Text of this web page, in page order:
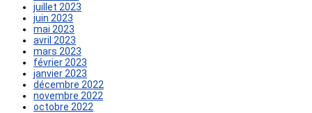
juillet 2023
juin 2023
mai 2023
avril 2023
mars 2023
février 2023
janvier 2023
décembre 2022
novembre 2022
octobre 2022